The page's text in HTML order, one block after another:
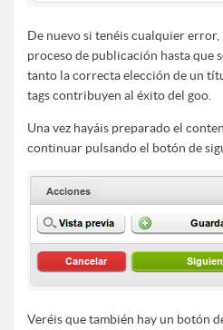
De nuevo si tenéis cualquier
proceso de publicación hasta que
tanto la correcta elección de un
tags contribuyen al éxito del goo.
Una vez hayáis preparado el
continuar pulsando el botón de
Veréis que también hay un botón